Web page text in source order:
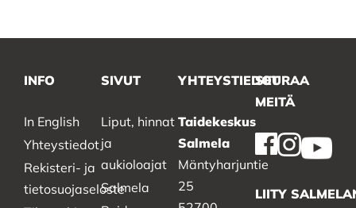
INFO
In English
Yhteystiedot
Rekisteri- ja
tietosuojaseloste
SIVUT
Liput, hinnat
ja
aukioloajat
Salmela
YHTEYSTIEDOT
Taidekeskus
Salmela
Mäntyharjuntie
25
SEURAA
MEITÄ
LIITY